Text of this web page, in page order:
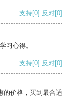
支持[0] 反对[0]
习心得。
支持[0] 反对[0]
的价格，买到最合适